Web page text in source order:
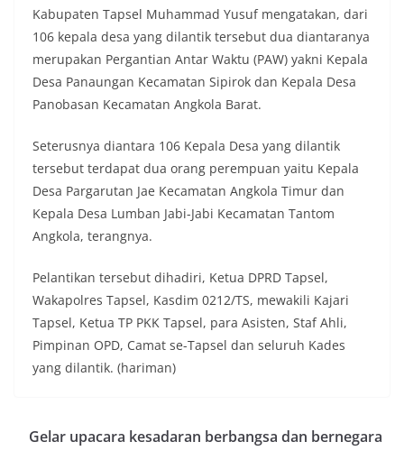
Kabupaten Tapsel Muhammad Yusuf mengatakan, dari
106 kepala desa yang dilantik tersebut dua diantaranya
merupakan Pergantian Antar Waktu (PAW) yakni Kepala
Desa Panaungan Kecamatan Sipirok dan Kepala Desa
Panobasan Kecamatan Angkola Barat.
Seterusnya diantara 106 Kepala Desa yang dilantik
tersebut terdapat dua orang perempuan yaitu Kepala
Desa Pargarutan Jae Kecamatan Angkola Timur dan
Kepala Desa Lumban Jabi-Jabi Kecamatan Tantom
Angkola, terangnya.
Pelantikan tersebut dihadiri, Ketua DPRD Tapsel,
Wakapolres Tapsel, Kasdim 0212/TS, mewakili Kajari
Tapsel, Ketua TP PKK Tapsel, para Asisten, Staf Ahli,
Pimpinan OPD, Camat se-Tapsel dan seluruh Kades
yang dilantik. (hariman)
Gelar upacara kesadaran berbangsa dan bernegara